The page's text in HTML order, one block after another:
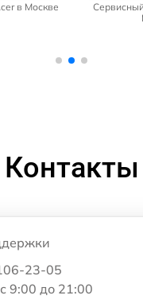
в Москве
Контакты
23-05
9:00 до 21:00